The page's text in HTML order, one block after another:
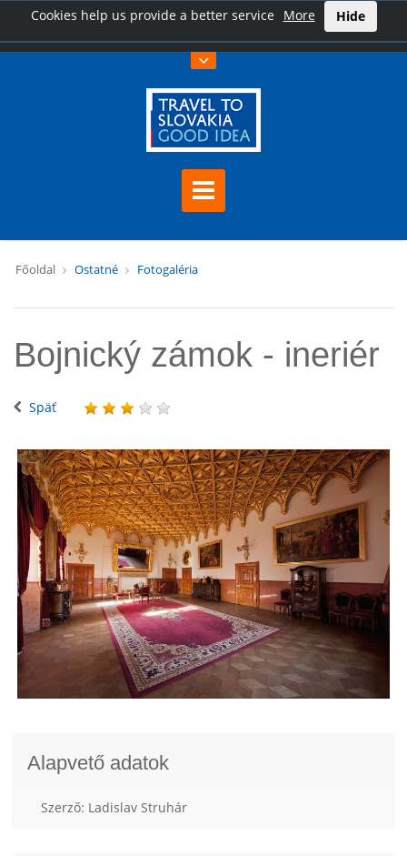
Cookies help us provide a better service More Hide
Főoldal Ostatné Fotogaléria
Bojnický zámok - ineriér
Späť
Alapvető adatok
Szerző: Ladislav Struhár